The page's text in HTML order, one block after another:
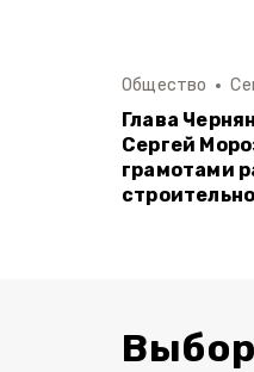
Общество
Глава
Сергей
грамотами